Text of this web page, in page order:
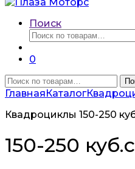
Поиск
Искать:
0
Искать:
ГлавнаяКаталог
Квадроциклы 150-250
150-250